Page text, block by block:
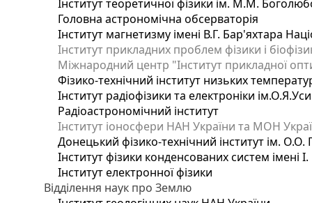
Інститут теоретичної фізики ім. М.М.
Головна астрономічна обсерваторія
Інститут магнетизму імені В.Г. Бар'яхтара
Інститут прикладних проблем фізики і
Міжнародний центр "Інститут прикладної
Фізико-технічний інститут низьких
Інститут радіофізики та електроніки
Радіоастрономічний інститут
Інститут іоносфери НАН України та МОН
Донецький фізико-технічний інститут ім. О.О.
Інститут фізики конденсованих систем імені
Інститут електронної фізики
Відділення наук про Землю